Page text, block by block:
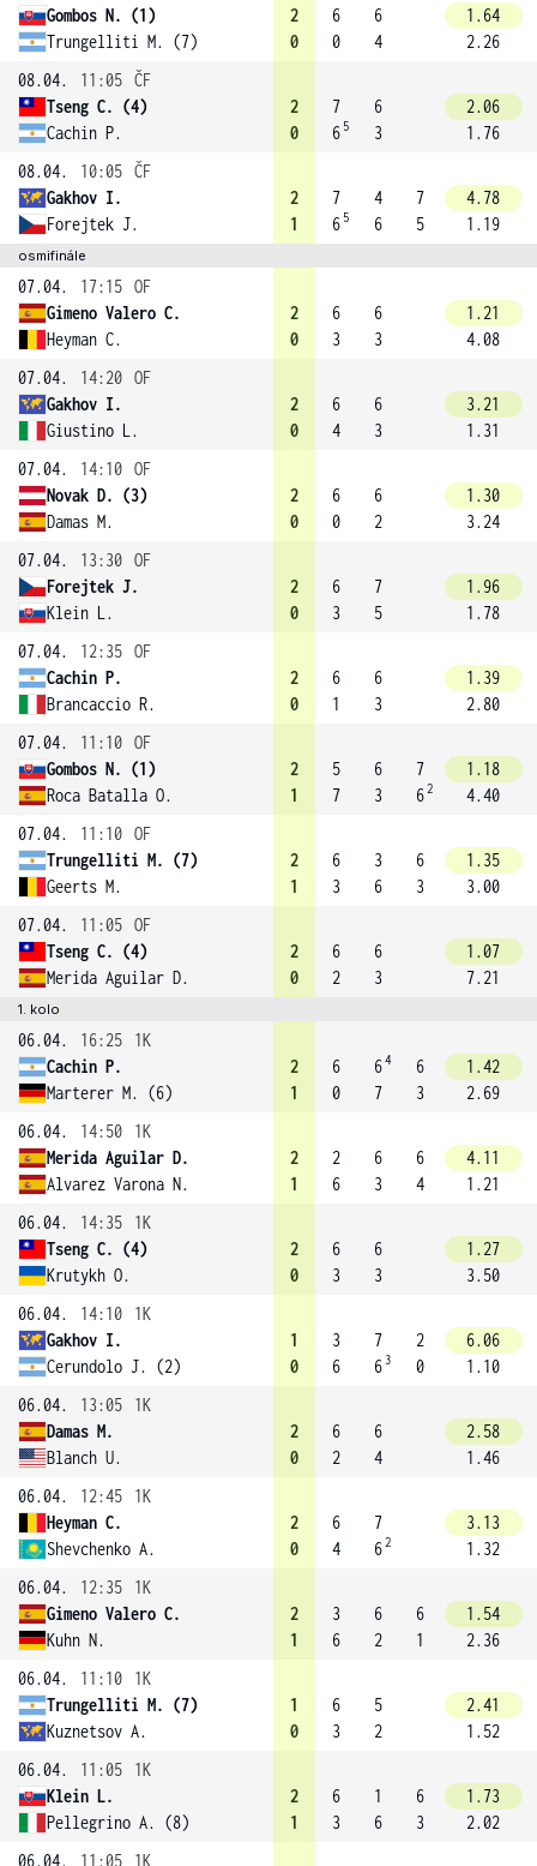
Gombos N. (1)
Trungelliti M. (7)
2
0
6
0
6
4
1.64
2.26
08.04.
11:05 ČF
Tseng C. (4)
Cachin P.
2
0
7
6 5
6
3
2.06
1.76
08.04.
10:05 ČF
Gakhov I.
Forejtek J.
2
1
7
6 5
4
6
7
5
4.78
1.19
osmifinále
07.04. 17:15 OF
Gimeno Valero C.
Heyman C.
2
0
6
3
6
3
1.21
4.08
07.04.
14:20 OF
Gakhov I.
Giustino L.
2
0
6
4
6
3
3.21
1.31
07.04.
14:10 OF
Novak D. (3)
Damas M.
2
0
6
0
6
2
1.30
3.24
07.04.
13:30 OF
Forejtek J.
Klein L.
2
0
6
3
7
5
1.96
1.78
07.04.
12:35 OF
Cachin P.
Brancaccio R.
2
0
6
1
6
3
1.39
2.80
07.04.
11:10 OF
Gombos N. (1)
Roca Batalla O.
2
1
5
7
6
3
7
62
1.18
4.40
07.04.
11:10 OF
Trungelliti M. (7)
Geerts M.
2
1
6
3
3
6
6
3
1.35
3.00
07.04.
11:05 OF
Tseng C. (4)
Merida Aguilar D.
2
0
6
2
6
3
1.07
7.21
1. kolo
06.04. 16:25
1K
Cachin P.
Marterer M. (6)
2
1
6
0
64
7
6
3
1.42
2.69
06.04.
14:50
1K
Merida Aguilar D.
Alvarez Varona N.
2
1
2
6
6
3
6
4
4.11
1.21
06.04.
14:35
1K
Tseng C. (4)
Krutykh O.
2
0
6
3
6
3
1.27
3.50
06.04.
14:10
1K
Gakhov I.
Cerundolo J. (2)
1
0
3
6
7
6 3
2
0
6.06
1.10
06.04.
13:05
1K
Damas M.
Blanch U.
2
0
6
2
6
4
2.58
1.46
06.04.
12:45
1K
Heyman C.
Shevchenko A.
2
0
6
4
7
62
3.13
1.32
06.04.
12:35
1K
Gimeno Valero C.
Kuhn N.
2
1
3
6
6
2
6
1
1.54
2.36
06.04.
11:10
1K
Trungelliti M. (7)
Kuznetsov A.
1
0
6
3
5
2
2.41
1.52
06.04.
11:05
1K
Klein L.
Pellegrino A. (8)
2
1
6
3
1
6
6
3
1.73
2.02
06.04.
11:05 1K